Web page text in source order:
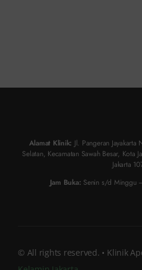
Alamat Klinik: Jl. Pangeran
Selatan, Kecamatan Sawah Besar, Kota
Jakarta
Jam Buka: Senin s/d Minggu
© All rights reserved. • Klinik